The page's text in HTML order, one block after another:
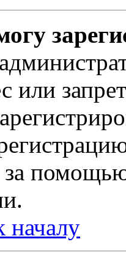
или
за
началу